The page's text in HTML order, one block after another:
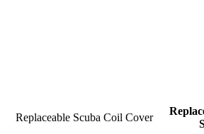
Replaceable Scuba Coil Cover